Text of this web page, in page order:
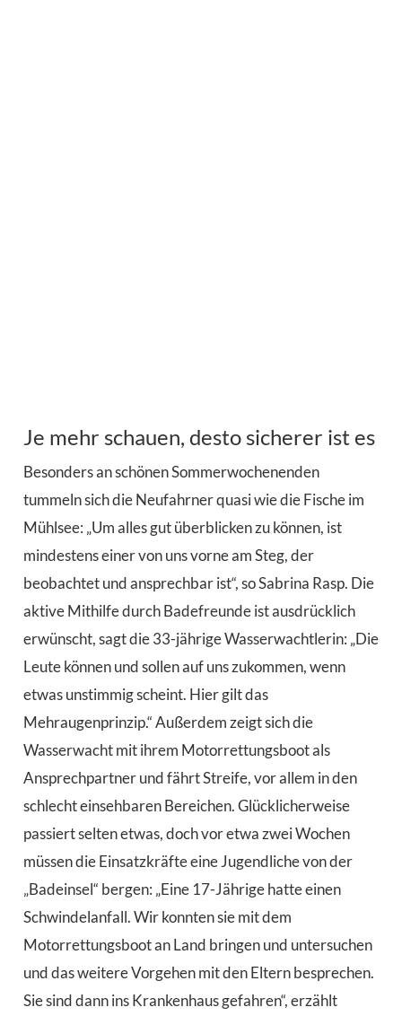
Je mehr schauen, desto sicherer ist es
Besonders an schönen Sommerwochenenden
tummeln sich die Neufahrner quasi wie die Fische im
Mühlsee: „Um alles gut überblicken zu können, ist
mindestens einer von uns vorne am Steg, der
beobachtet und ansprechbar ist“, so Sabrina Rasp. Die
aktive Mithilfe durch Badefreunde ist ausdrücklich
erwünscht, sagt die 33-jährige Wasserwachtlerin: „Die
Leute können und sollen auf uns zukommen, wenn
etwas unstimmig scheint. Hier gilt das
Mehraugenprinzip.“ Außerdem zeigt sich die
Wasserwacht mit ihrem Motorrettungsboot als
Ansprechpartner und fährt Streife, vor allem in den
schlecht einsehbaren Bereichen. Glücklicherweise
passiert selten etwas, doch vor etwa zwei Wochen
müssen die Einsatzkräfte eine Jugendliche von der
„Badeinsel“ bergen: „Eine 17-Jährige hatte einen
Schwindelanfall. Wir konnten sie mit dem
Motorrettungsboot an Land bringen und untersuchen
und das weitere Vorgehen mit den Eltern besprechen.
Sie sind dann ins Krankenhaus gefahren“, erzählt